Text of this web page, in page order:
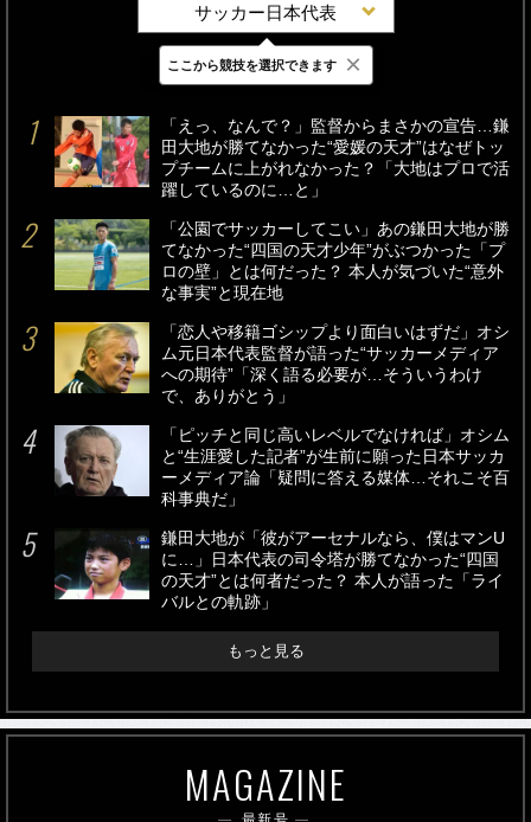
サッカー日本代表
最新 24時間 週間
「えっ、なんで？」監督からまさかの宣告…鎌
田大地が勝てなかった“愛媛の天才”はなぜトッ
プチームに上がれなかった？「大地はプロで活
躍しているのに…と」
「公園でサッカーしてこい」あの鎌田大地が勝
てなかった“四国の天才少年”がぶつかった「プ
ロの壁」とは何だった？ 本人が気づいた“意外
な事実”と現在地
「恋人や移籍ゴシップより面白いはずだ」オシ
ム元日本代表監督が語った“サッカーメディア
への期待”「深く語る必要が…そういうわけ
で、ありがとう」
「ピッチと同じ高いレベルでなければ」オシム
と“生涯愛した記者”が生前に願った日本サッカ
ーメディア論「疑問に答える媒体…それこそ百
科事典だ」
鎌田大地が「彼がアーセナルなら、僕はマンU
に…」日本代表の司令塔が勝てなかった“四国
の天才”とは何者だった？ 本人が語った「ライ
バルとの軌跡」
もっと見る
MAGAZINE
ここから競技を選択できます ×